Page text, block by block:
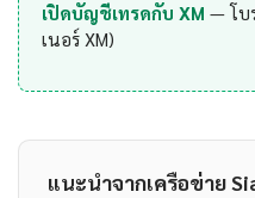
เปิดบัญชีเทรดกับ XM— โบ
เนอร์ XM)
แนะนำจากเครือข่าย